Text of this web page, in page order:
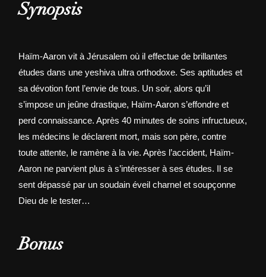
Synopsis
Haïm-Aaron vit à Jérusalem où il effectue de brillantes
études dans une yeshiva ultra orthodoxe. Ses aptitudes et
sa dévotion font l’envie de tous. Un soir, alors qu’il
s’impose un jeûne drastique, Haïm-Aaron s’effondre et
perd connaissance. Après 40 minutes de soins infructueux,
les médecins le déclarent mort, mais son père, contre
toute attente, le ramène à la vie. Après l’accident, Haïm-
Aaron ne parvient plus à s’intéresser à ses études. Il se
sent dépassé par un soudain éveil charnel et soupçonne
Dieu de le tester…
Bonus